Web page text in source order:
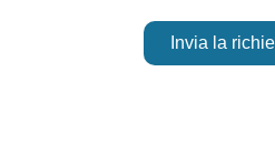
Invia la